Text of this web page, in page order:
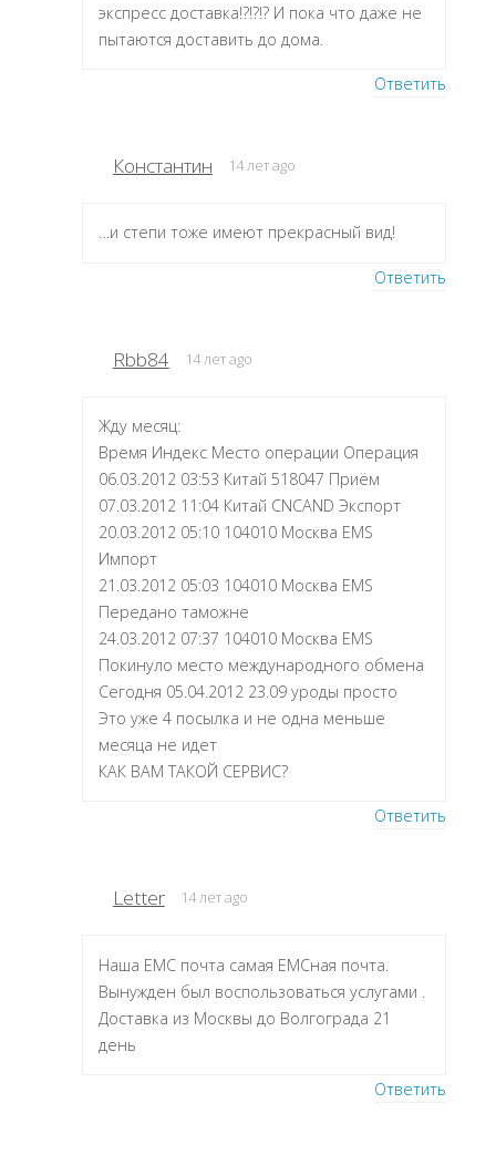
экспресс доставка!?!?!? И пока что даже не
пытаются доставить до дома.
Ответить
Константин 14 лет ago
…и степи тоже имеют прекрасный вид!
Ответить
Rbb84 14 лет ago
Жду месяц:
Время Индекс Место операции Операция
06.03.2012 03:53 Китай 518047 Приём
07.03.2012 11:04 Китай CNCAND Экспорт
20.03.2012 05:10 104010 Москва EMS
Импорт
21.03.2012 05:03 104010 Москва EMS
Передано таможне
24.03.2012 07:37 104010 Москва EMS
Покинуло место международного обмена
Сегодня 05.04.2012 23.09 уроды просто
Это уже 4 посылка и не одна меньше
месяца не идет
КАК ВАМ ТАКОЙ СЕРВИС?
Ответить
Letter 14 лет ago
Наша ЕМС почта самая ЕМСная почта.
Вынужден был воспользоваться услугами .
Доставка из Москвы до Волгограда 21
день
Ответить